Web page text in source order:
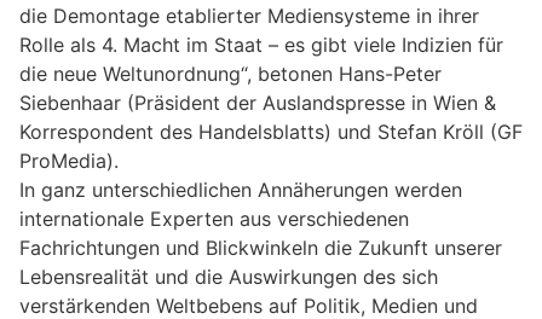
die Demontage etablierter Mediensysteme in ihrer
Rolle als 4. Macht im Staat – es gibt viele Indizien für
die neue Weltunordnung“, betonen Hans-Peter
Siebenhaar (Präsident der Auslandspresse in Wien &
Korrespondent des Handelsblatts) und Stefan Kröll (GF
ProMedia).
In ganz unterschiedlichen Annäherungen werden
internationale Experten aus verschiedenen
Fachrichtungen und Blickwinkeln die Zukunft unserer
Lebensrealität und die Auswirkungen des sich
verstärkenden Weltbebens auf Politik, Medien und